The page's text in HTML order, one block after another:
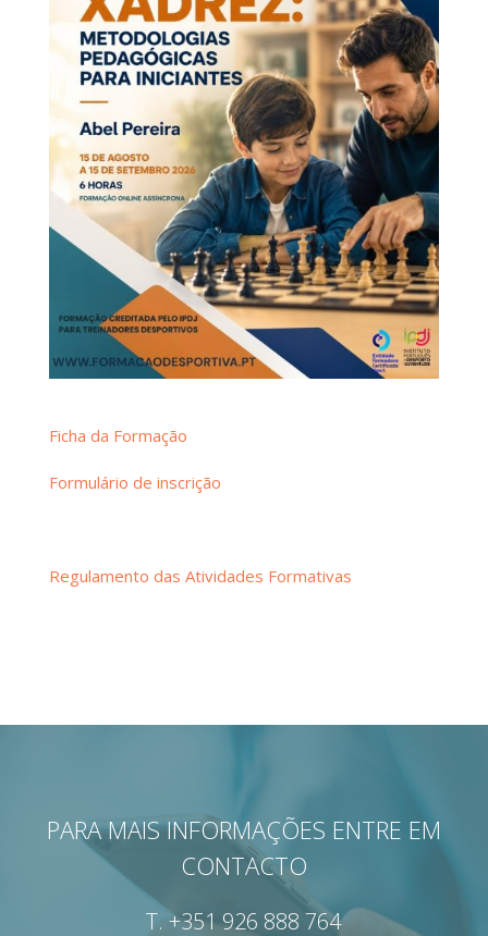
Ficha da Formação
Formulário de inscrição
Regulamento das Atividades Formativas
PARA MAIS INFORMAÇÕES ENTRE EM
CONTACTO
T.+351 926 888 764